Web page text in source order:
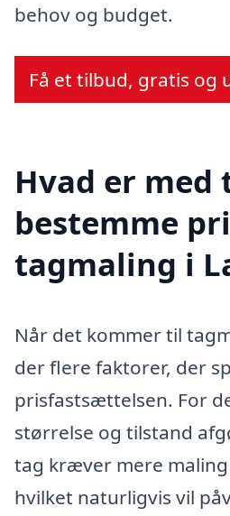
behov og budget.
Få et tilbud, gratis og
Hvad er med
bestemme
tagmaling i
Når det kommer til
der flere faktorer, der
prisfastsættelsen. For
størrelse og tilstand
tag kræver mere
hvilket naturligvis vil